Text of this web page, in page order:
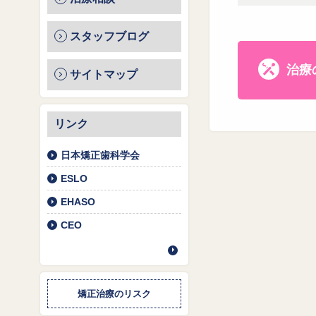
スタッフブログ
サイトマップ
リンク
日本矯正歯科学会
ESLO
EHASO
CEO
矯正治療のリスク
治療